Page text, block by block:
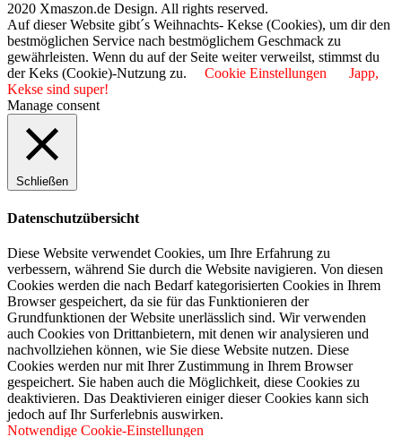
2020 Xmaszon.de Design. All rights reserved.
Auf dieser Website gibt´s Weihnachts- Kekse (Cookies), um dir den
bestmöglichen Service nach bestmöglichem Geschmack zu
gewährleisten. Wenn du auf der Seite weiter verweilst, stimmst du
der Keks (Cookie)-Nutzung zu.
Cookie Einstellungen
Japp,
Kekse sind super!
Manage consent
Schließen
Datenschutzübersicht
Diese Website verwendet Cookies, um Ihre Erfahrung zu
verbessern, während Sie durch die Website navigieren. Von diesen
Cookies werden die nach Bedarf kategorisierten Cookies in Ihrem
Browser gespeichert, da sie für das Funktionieren der
Grundfunktionen der Website unerlässlich sind. Wir verwenden
auch Cookies von Drittanbietern, mit denen wir analysieren und
nachvollziehen können, wie Sie diese Website nutzen. Diese
Cookies werden nur mit Ihrer Zustimmung in Ihrem Browser
gespeichert. Sie haben auch die Möglichkeit, diese Cookies zu
deaktivieren. Das Deaktivieren einiger dieser Cookies kann sich
jedoch auf Ihr Surferlebnis auswirken.
Notwendige Cookie-Einstellungen